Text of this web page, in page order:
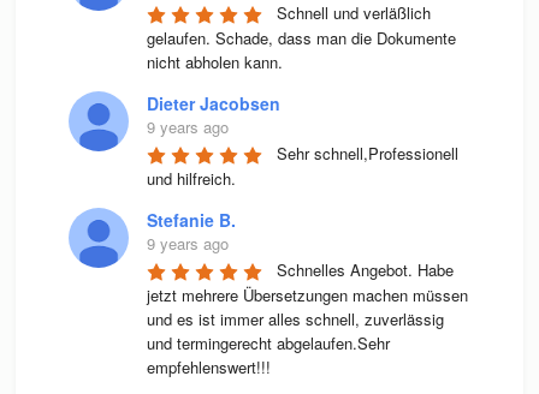
Schnell und verläßlich
gelaufen. Schade, dass man die Dokumente
nicht abholen kann.
Dieter Jacobsen
9 years ago
Sehr schnell,Professionell
und hilfreich.
Stefanie B.
9 years ago
Schnelles Angebot. Habe
jetzt mehrere Übersetzungen machen müssen
und es ist immer alles schnell, zuverlässig
und termingerecht abgelaufen.Sehr
empfehlenswert!!!